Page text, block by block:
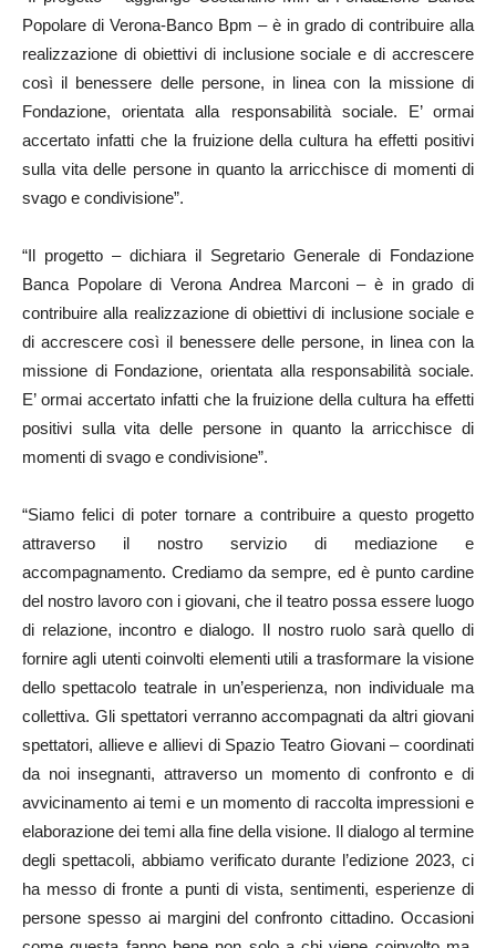
Popolare di Verona-Banco Bpm – è in grado di contribuire alla
realizzazione di obiettivi di inclusione sociale e di accrescere
così il benessere delle persone, in linea con la missione di
Fondazione, orientata alla responsabilità sociale. E’ ormai
accertato infatti che la fruizione della cultura ha effetti positivi
sulla vita delle persone in quanto la arricchisce di momenti di
svago e condivisione”.
“Il progetto – dichiara il Segretario Generale di Fondazione
Banca Popolare di Verona Andrea Marconi – è in grado di
contribuire alla realizzazione di obiettivi di inclusione sociale e
di accrescere così il benessere delle persone, in linea con la
missione di Fondazione, orientata alla responsabilità sociale.
E’ ormai accertato infatti che la fruizione della cultura ha effetti
positivi sulla vita delle persone in quanto la arricchisce di
momenti di svago e condivisione”.
“Siamo felici di poter tornare a contribuire a questo progetto
attraverso il nostro servizio di mediazione e
accompagnamento. Crediamo da sempre, ed è punto cardine
del nostro lavoro con i giovani, che il teatro possa essere luogo
di relazione, incontro e dialogo. Il nostro ruolo sarà quello di
fornire agli utenti coinvolti elementi utili a trasformare la visione
dello spettacolo teatrale in un’esperienza, non individuale ma
collettiva. Gli spettatori verranno accompagnati da altri giovani
spettatori, allieve e allievi di Spazio Teatro Giovani – coordinati
da noi insegnanti, attraverso un momento di confronto e di
avvicinamento ai temi e un momento di raccolta impressioni e
elaborazione dei temi alla fine della visione. Il dialogo al termine
degli spettacoli, abbiamo verificato durante l’edizione 2023, ci
ha messo di fronte a punti di vista, sentimenti, esperienze di
persone spesso ai margini del confronto cittadino. Occasioni